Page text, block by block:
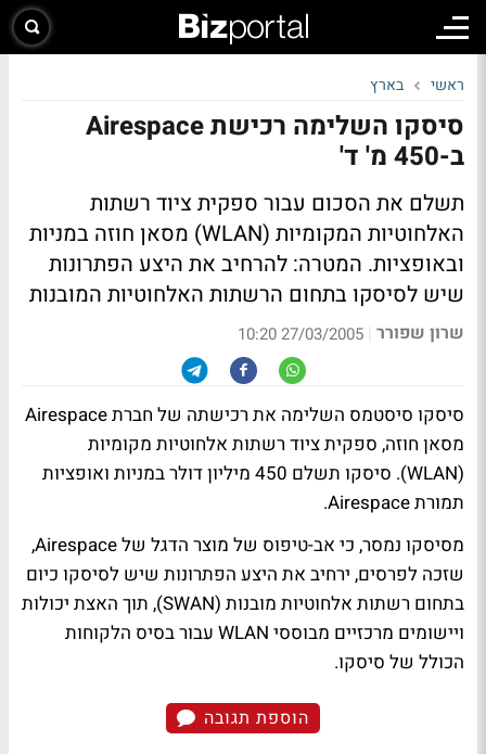
ראשי בארץ
סיסקו השלימה רכישת Airespace
ב-450 מ' ד'
תשלם את הסכום עבור ספקית ציוד רשתות
האלחוטיות המקומיות (WLAN) מסאן חוזה במניות
ובאופציות. המטרה: להרחיב את היצע הפתרונות
שיש לסיסקו בתחום הרשתות האלחוטיות המובנות
שרון שפורר |
27/03/2005 10:20
סיסקו סיסטמס השלימה את רכישתה של חברת Airespace
מסאן חוזה, ספקית ציוד רשתות אלחוטיות מקומיות
(WLAN). סיסקו תשלם 450 מיליון דולר במניות ואופציות
תמורת Airespace.
מסיסקו נמסר, כי אב-טיפוס של מוצר הדגל של Airespace,
שזכה לפרסים, ירחיב את היצע הפתרונות שיש לסיסקו כיום
בתחום רשתות אלחוטיות מובנות (SWAN), תוך האצת יכולות
ויישומים מרכזיים מבוססי WLAN עבור בסיס הלקוחות
הכולל של סיסקו.
הוספת תגובה